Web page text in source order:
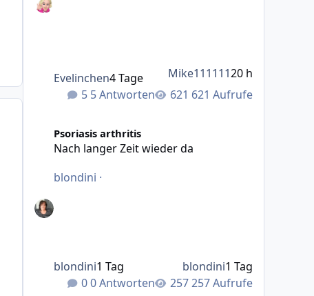
5 Antworten 621 Aufrufe
Evelinchen4 Tage Mike11111120 h
Psoriasis arthritis
Nach langer Zeit wieder da
blondini ·
0 Antworten 257 Aufrufe
blondini1 Tag blondini1 Tag